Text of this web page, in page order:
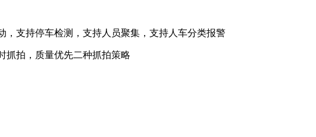
支持停车检测，支持人员聚集，支持人车分类报警
拍，质量优先二种抓拍策略